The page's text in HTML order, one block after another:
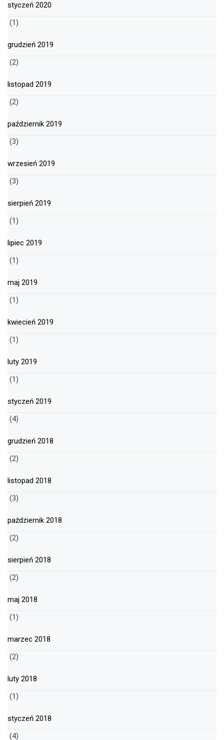
styczeń 2020
(1)
grudzień 2019
(2)
listopad 2019
(2)
październik 2019
(3)
wrzesień 2019
(3)
sierpień 2019
(1)
lipiec 2019
(1)
maj 2019
(1)
kwiecień 2019
(1)
luty 2019
(1)
styczeń 2019
(4)
grudzień 2018
(2)
listopad 2018
(3)
październik 2018
(2)
sierpień 2018
(2)
maj 2018
(1)
marzec 2018
(2)
luty 2018
(1)
styczeń 2018
(4)